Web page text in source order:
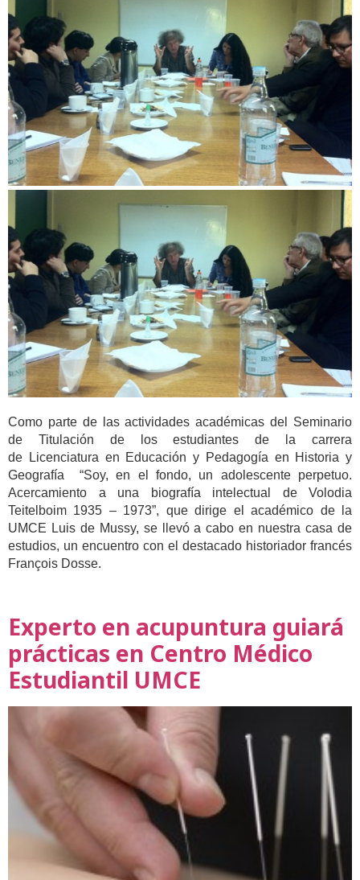
Como parte de las actividades académicas del Seminario
de Titulación de los estudiantes de la carrera
de Licenciatura en Educación y Pedagogía en Historia y
Geografía “Soy, en el fondo, un adolescente perpetuo.
Acercamiento a una biografía intelectual de Volodia
Teitelboim 1935 – 1973”, que dirige el académico de la
UMCE Luis de Mussy, se llevó a cabo en nuestra casa de
estudios, un encuentro con el destacado historiador francés
François Dosse.
Experto en acupuntura guiará
prácticas en Centro Médico
Estudiantil UMCE